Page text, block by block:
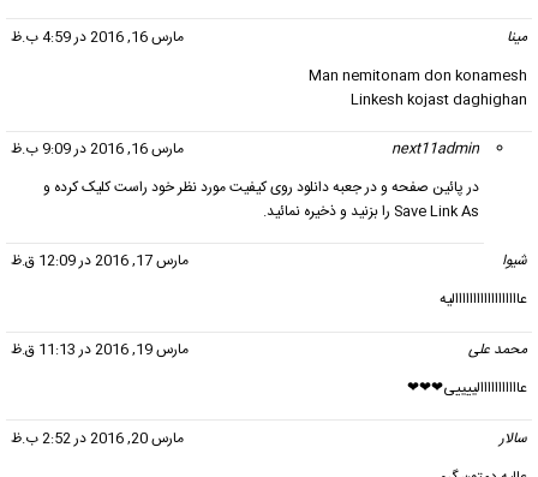
مینا
مارس 16, 2016 در 4:59 ب.ظ
Man nemitonam don konamesh
Linkesh kojast daghighan
next11admin
مارس 16, 2016 در 9:09 ب.ظ
در پائین صفحه و در جعبه دانلود روی کیفیت مورد نظر خود راست کلیک کرده و
Save Link As را بزنید و ذخیره نمائید.
شیوا
مارس 17, 2016 در 12:09 ق.ظ
عاااااااااااااااااالیه
محمد علی
مارس 19, 2016 در 11:13 ق.ظ
عااااااااااالییییی❤❤❤
سالار
مارس 20, 2016 در 2:52 ب.ظ